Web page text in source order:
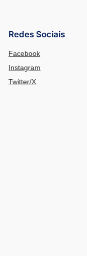
Redes Sociais
Facebook
Instagram
Twitter/X